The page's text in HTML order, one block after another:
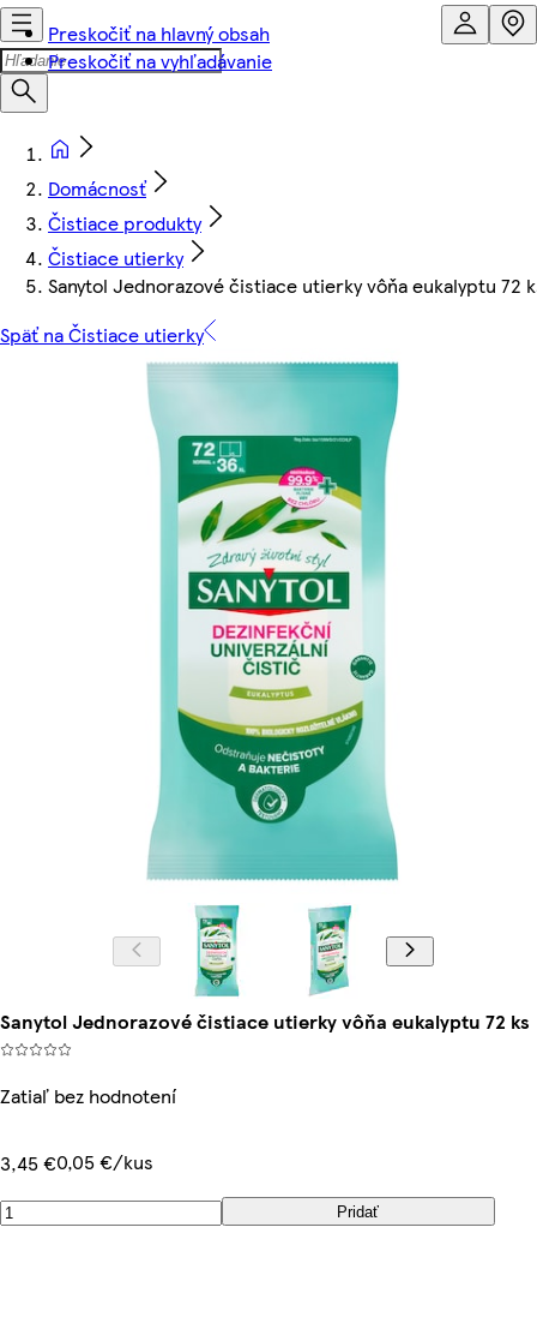
Preskočiť na hlavný obsah
Preskočiť na vyhľadávanie
Domácnosť
Čistiace produkty
Čistiace utierky
Sanytol Jednorazové čistiace utierky vôňa eukalyptu 72
Späť na Čistiace utierky
Sanytol Jednorazové čistiace utierky vôňa eukalyptu 72 ks
Zatiaľ bez hodnotení
3,45 €0,05 €/kus
Pridať